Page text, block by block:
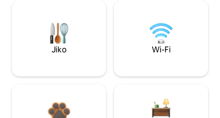
Jiko Wi-Fi